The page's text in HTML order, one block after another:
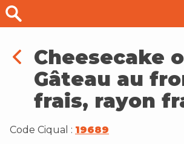
Cheesecake
Gâteau au
frais, rayon
Code Ciqual : 19689